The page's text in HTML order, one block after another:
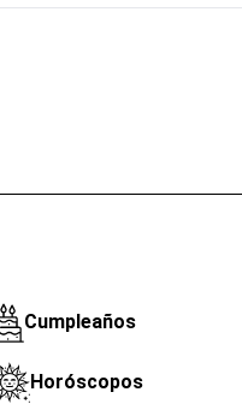
Cumpleaños
Horóscopos